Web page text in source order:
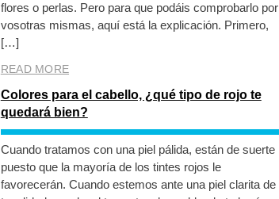
flores o perlas. Pero para que podáis comprobarlo por
vosotras mismas, aquí está la explicación. Primero,
[…]
READ MORE
Colores para el cabello, ¿qué tipo de rojo te
quedará bien?
Cuando tratamos con una piel pálida, están de suerte
puesto que la mayoría de los tintes rojos le
favorecerán. Cuando estemos ante una piel clarita de